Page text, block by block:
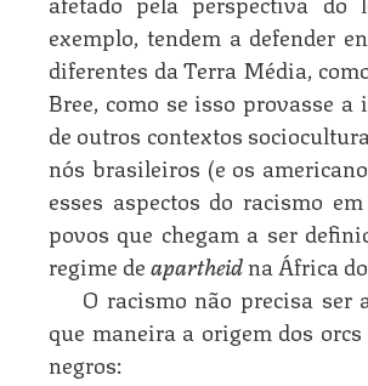
exemplo, tendem a defender
diferentes da Terra Média,
Bree, como se isso provasse
de outros contextos
nós brasileiros (e os
esses aspectos do racismo
povos que chegam a ser
regime deapartheidna África
O racismo não precisa ser
que maneira a origem dos
negros: